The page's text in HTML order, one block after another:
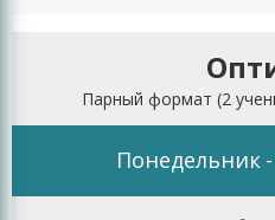
Парный формат (2
Понедельник